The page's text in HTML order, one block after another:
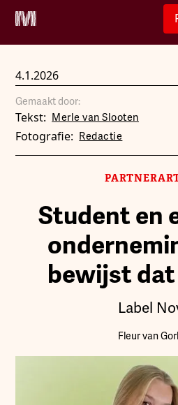
4.1.2026
Gemaakt door:
Tekst: Merle van Slooten
Fotografie: Redactie
Student en
bewijst
Label
Fleur van